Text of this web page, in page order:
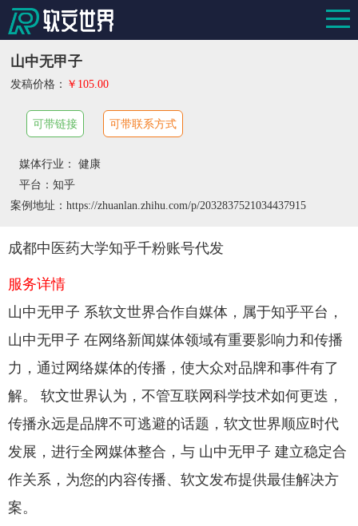
山中无甲子
发稿价格： ￥105.00
可带链接 可带联系方式
媒体行业： 健康
平台：知乎
案例地址：https://zhuanlan.zhihu.com/p/2032837521034437915
成都中医药大学知乎千粉账号代发
服务详情
山中无甲子 系软文世界合作自媒体，属于知乎平台，
山中无甲子 在网络新闻媒体领域有重要影响力和传播
力，通过网络媒体的传播，使大众对品牌和事件有了
解。 软文世界认为，不管互联网科学技术如何更迭，
传播永远是品牌不可逃避的话题，软文世界顺应时代
发展，进行全网媒体整合，与 山中无甲子 建立稳定合
作关系，为您的内容传播、软文发布提供最佳解决方
案。